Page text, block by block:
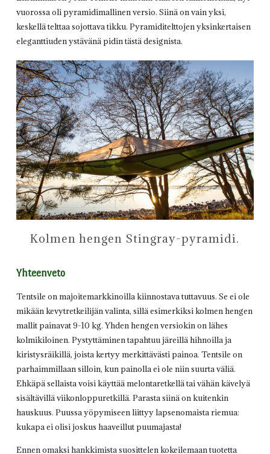
vuorossa oli pyramidimallinen versio. Siinä on vain yksi,
keskellä telttaa sojottava tikku. Pyramiditelttojen yksinkertaisen
eleganttiuden ystävänä pidin tästä designista.
Kolmen hengen Stingray-pyramidi.
Yhteenveto
Tentsile on majoitemarkkinoilla kiinnostava tuttavuus. Se ei ole
mikään kevytretkeilijän valinta, sillä esimerkiksi kolmen hengen
mallit painavat 9-10 kg. Yhden hengen versiokin on lähes
kolmikiloinen. Pystyttäminen tapahtuu järeillä hihnoilla ja
kiristysräikillä, joista kertyy merkittävästi painoa. Tentsile on
parhaimmillaan silloin, kun painolla ei ole niin suurta väliä.
Ehkäpä sellaista voisi käyttää melontaretkellä tai vähän kävelyä
sisältävillä viikonloppuretkillä. Parasta siinä on kuitenkin
hauskuus. Puussa yöpymiseen liittyy lapsenomaista riemua:
kukapa ei olisi joskus haaveillut puumajasta!
Ennen omaksi hankkimista suosittelen kokeilemaan tuotetta